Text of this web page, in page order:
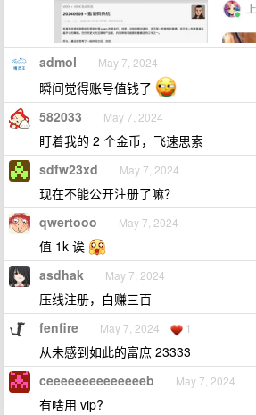
admol May 7, 2024
瞬间觉得账号值钱了
582033 May 7, 2024
盯着我的 2 个金币，飞速思索
sdfw23xd May 7, 2024
现在不能公开注册了嘛？
qwertooo May 7, 2024
值 1k 诶
asdhak May 7, 2024
压线注册，白赚三百
fenfire May 7, 2024 1
从未感到如此的富庶 23333
ceeeeeeeeeeeeeeb May 7, 2024
有啥用 vip?